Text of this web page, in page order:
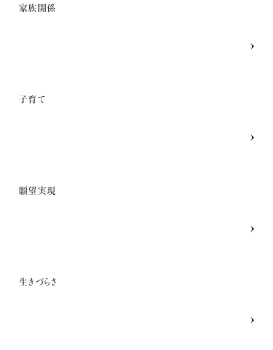
家族関係
子育て
願望実現
生きづらさ